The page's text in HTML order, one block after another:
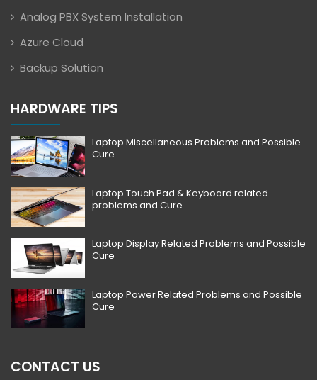
Analog PBX System Installation
Azure Cloud
Backup Solution
HARDWARE TIPS
Laptop Miscellaneous Problems and Possible
Cure
Laptop Touch Pad & Keyboard related
problems and Cure
Laptop Display Related Problems and Possible
Cure
Laptop Power Related Problems and Possible
Cure
CONTACT US